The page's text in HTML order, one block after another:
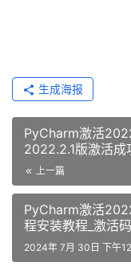
生成海报
PyCharm激活
2022.2.1版激活成
上一篇
PyCharm激活
程安装教程_激活
2024年 7月 30日 下午